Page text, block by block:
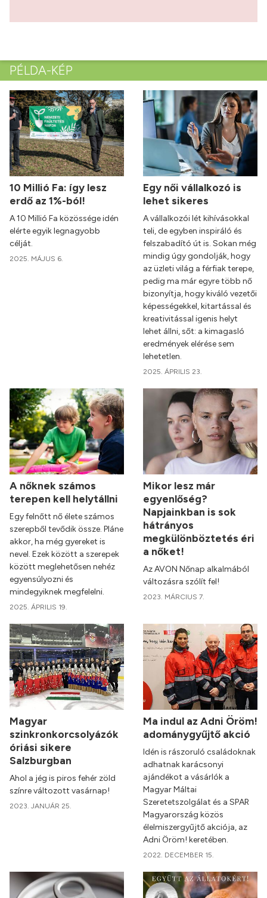
PÉLDA-KÉP
10 Millió Fa: így lesz
erdő az 1%-ból!
A 10 Millió Fa közössége idén
elérte egyik legnagyobb
célját.
2025. MÁJUS 6.
Egy női vállalkozó is
lehet sikeres
A vállalkozói lét kihívásokkal
teli, de egyben inspiráló és
felszabadító út is. Sokan még
mindig úgy gondolják, hogy
az üzleti világ a férfiak terepe,
pedig ma már egyre több nő
bizonyítja, hogy kiváló vezetői
képességekkel, kitartással és
kreativitással igenis helyt
lehet állni, sőt: a kimagasló
eredmények elérése sem
lehetetlen.
2025. ÁPRILIS 23.
A nőknek számos
terepen kell helytállni
Egy felnőtt nő élete számos
szerepből tevődik össze. Pláne
akkor, ha még gyereket is
nevel. Ezek között a szerepek
között meglehetősen nehéz
egyensúlyozni és
mindegyiknek megfelelni.
2025. ÁPRILIS 19.
Mikor lesz már
egyenlőség?
Napjainkban is sok
hátrányos
megkülönböztetés éri
a nőket!
Az AVON Nőnap alkalmából
változásra szólít fel!
2023. MÁRCIUS 7.
Magyar
szinkronkorcsolyázók
óriási sikere
Salzburgban
Ahol a jég is piros fehér zöld
színre változott vasárnap!
2023. JANUÁR 25.
Ma indul az Adni Öröm!
adománygyűjtő akció
Idén is rászoruló családoknak
adhatnak karácsonyi
ajándékot a vásárlók a
Magyar Máltai
Szeretetszolgálat és a SPAR
Magyarország közös
élelmiszergyűjtő akciója, az
Adni Öröm! keretében.
2022. DECEMBER 15.